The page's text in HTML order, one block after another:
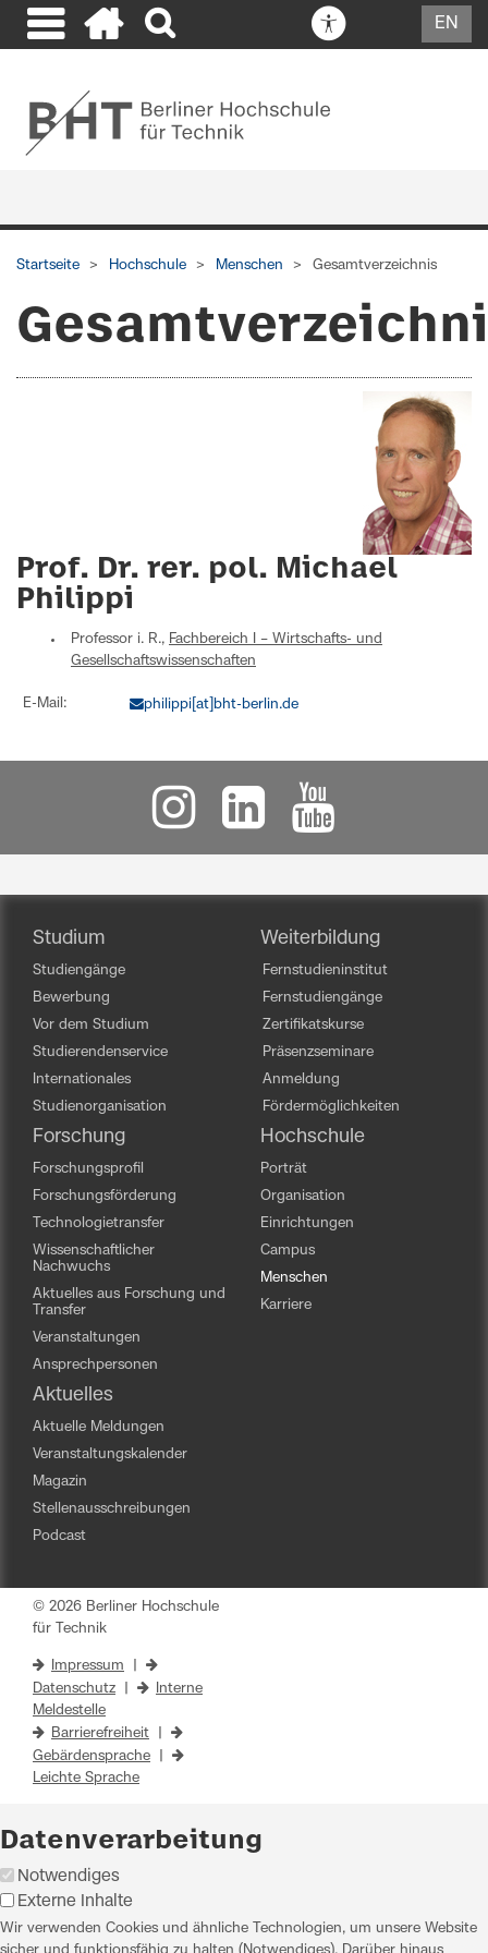
EN
Startseite Hochschule Menschen Gesamtverzeichnis
Prof. Dr. rer. pol. Michael
Philippi
Professor i. R., Fachbereich I – Wirtschafts- und
Gesellschaftswissenschaften
E-Mail: philippi[at]bht-berlin.de
Studium
Studiengänge
Bewerbung
Vor dem Studium
Studierendenservice
Internationales
Studienorganisation
Weiterbildung
Fernstudieninstitut
Fernstudiengänge
Zertifikatskurse
Präsenzseminare
Anmeldung
Fördermöglichkeiten
Forschung
Forschungsprofil
Forschungsförderung
Technologietransfer
Wissenschaftlicher
Nachwuchs
Aktuelles aus Forschung und
Transfer
Veranstaltungen
Ansprechpersonen
Hochschule
Porträt
Organisation
Einrichtungen
Campus
Menschen
Karriere
Aktuelles
Aktuelle Meldungen
Veranstaltungskalender
Magazin
Stellenausschreibungen
Podcast
© 2026 Berliner Hochschule
für Technik
Impressum
Datenschutz
Interne
Meldestelle
Barrierefreiheit
Gebärdensprache
Leichte Sprache
Datenverarbeitung
Notwendiges
Externe Inhalte
Wir verwenden Cookies und ähnliche Technologien, um unsere Website